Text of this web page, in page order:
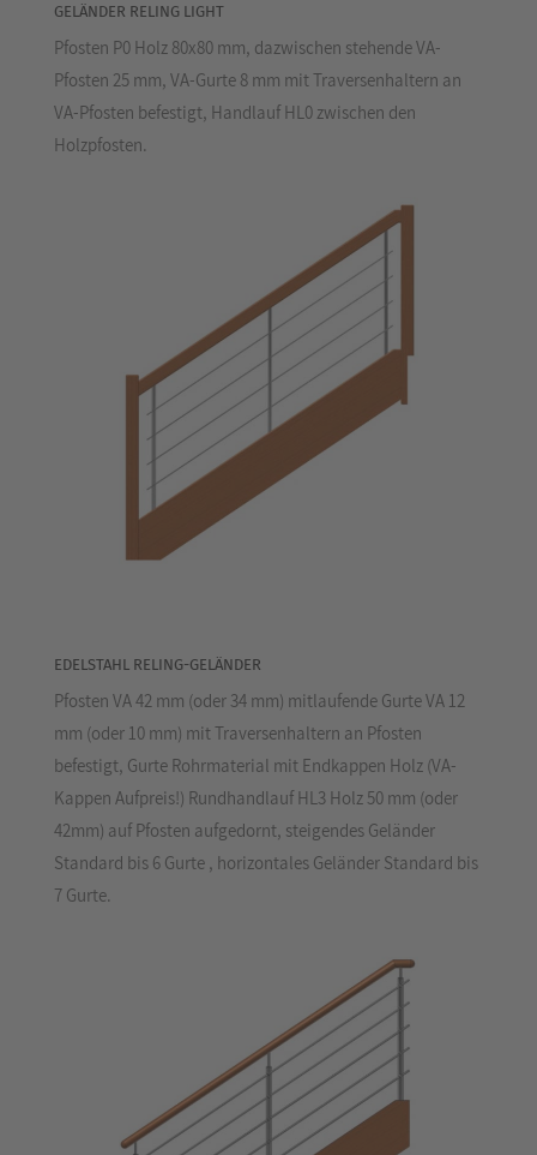
GELÄNDER RELING LIGHT
Pfosten P0 Holz 80x80 mm, dazwischen stehende VA-
Pfosten 25 mm, VA-Gurte 8 mm mit Traversenhaltern an
VA-Pfosten befestigt, Handlauf HL0 zwischen den
Holzpfosten.
EDELSTAHL RELING-GELÄNDER
Pfosten VA 42 mm (oder 34 mm) mitlaufende Gurte VA 12
mm (oder 10 mm) mit Traversenhaltern an Pfosten
befestigt, Gurte Rohrmaterial mit Endkappen Holz (VA-
Kappen Aufpreis!) Rundhandlauf HL3 Holz 50 mm (oder
42mm) auf Pfosten aufgedornt, steigendes Geländer
Standard bis 6 Gurte , horizontales Geländer Standard bis
7 Gurte.